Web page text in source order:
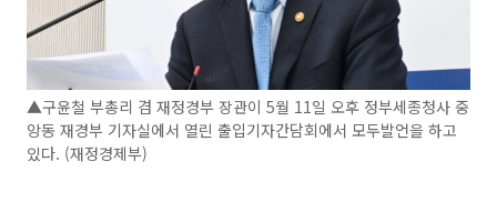
▲구윤철 부총리 겸 재정경부 장관이 5월 11일 오후 정부세종청사 중
앙동 재경부 기자실에서 열린 출입기자간담회에서 모두발언을 하고
있다. (재정경제부)